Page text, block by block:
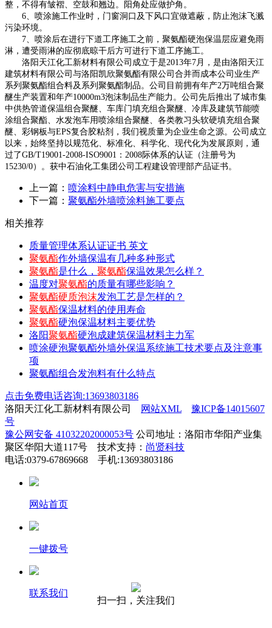
整，不得有皱褶、空鼓和翘边。阳角处应做护角。
6、喷涂施工作业时，门窗洞口及下风口宜做遮蔽，防止泡沫飞溅
污染环境。
7、喷涂后在进行下道工序施工之前，聚氨酯硬泡保温层应避免雨
淋，遭受雨淋的应彻底晾干后方可进行下道工序施工。
洛阳天江化工新材料有限公司成立于是2013年7月，是由洛阳天江
建筑材料有限公司与洛阳凯欣聚氨酯有限公司合并而成本公司业生产
系列聚氨酯组合料及系列聚氨酯制品。公司目前拥有年产2万吨组合聚
醚生产装置和年产10000m3泡沫制品生产能力。公司先后推出了城市集
中供热管道保温组合聚醚、车库门填充组合聚醚、冷库及建筑节能喷
涂组合聚酯、水发泡车用喷涂组合聚醚、各类教习头软硬填充组合聚
醚、彩钢板与EPS复合胶粘剂，我们视质量为企业生命之源。公司成立
以来，始终坚持以规范化、标准化、科学化、现代化为发展原则，通
过了GB/T19001-2008-ISO9001：2008际体系的认证（注册号为
15230/0）。获中石油化工集团公司工程建设管理部产品证书。
上一篇： 喷涂料中静电危害与安措施
下一篇： 聚氨酯外墙喷涂料施工要点
相关推荐
质量管理体系认证证书 英文
聚氨酯作外墙保温有几种多种形式
聚氨酯是什么， 聚氨酯保温效果怎么样？
温度对聚氨酯的质量有哪些影响？
聚氨酯硬质泡沫发泡工艺是怎样的？
聚氨酯保温材料的使用寿命
聚氨酯硬泡保温材料主要优势
洛阳聚氨酯硬泡成建筑保温材料主力军
喷涂硬泡聚氨酯外墙外保温系统施工技术要点及注意事
项
聚氨酯组合发泡料有什么特点
点击免费电话咨询:13693803186
洛阳天江化工新材料有限公司
网站XML
豫ICP备14015607
号
豫公网安备 41032202000053号 公司地址：洛阳市华阳产业集
聚区华阳大道117号 技术支持： 尚贤科技
电话:0379-67869668 手机:13693803186
网站首页
一键拨号
联系我们
扫一扫，关注我们